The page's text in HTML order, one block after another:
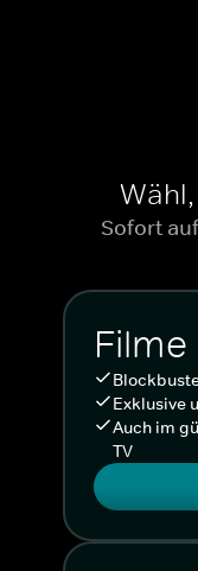
Sofort
Exklusive
Auch im
TV